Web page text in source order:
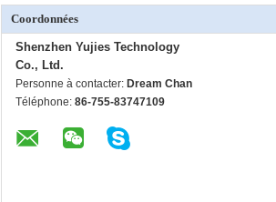
Coordonnées
Shenzhen Yujies Technology
Co., Ltd.
Personne à contacter: Dream Chan
Téléphone: 86-755-83747109